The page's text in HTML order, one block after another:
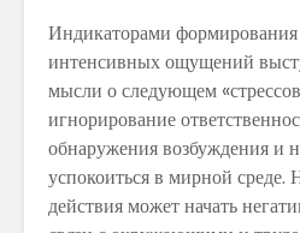
Индикаторами формирования
интенсивных ощущений
мысли о следующем
игнорирование
обнаружения возбуждения и
успокоиться в мирной среде.
действия может начать